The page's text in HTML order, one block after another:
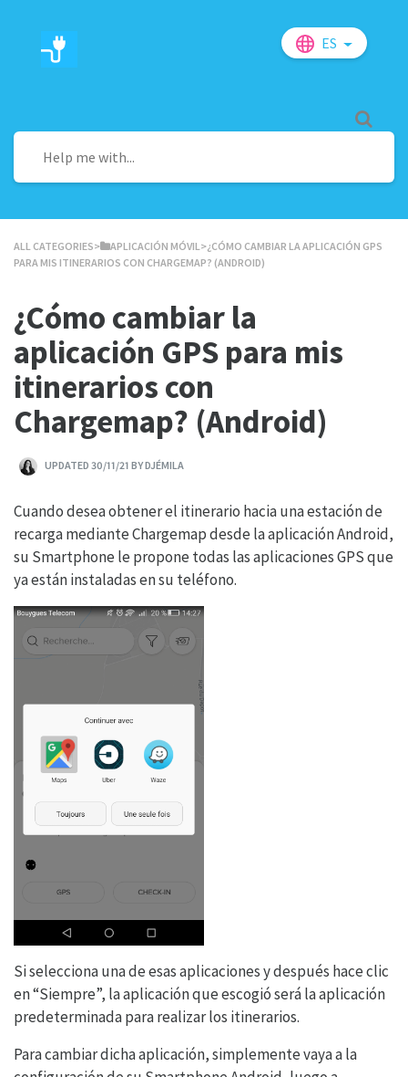
ES
ALL CATEGORIES​>​ ​APLICACIÓN MÓVIL​>​ ¿CÓMO CAMBIAR LA APLICACIÓN GPS
PARA MIS ITINERARIOS CON CHARGEMAP? (ANDROID)
¿Cómo cambiar la
aplicación GPS para mis
itinerarios con
Chargemap? (Android)
UPDATED 30/11/21 BY DJÉMILA
Cuando desea obtener el itinerario hacia una estación de
recarga mediante Chargemap desde la aplicación Android,
su Smartphone le propone todas las aplicaciones GPS que
ya están instaladas en su teléfono.
Si selecciona una de esas aplicaciones y después hace clic
en “Siempre”, la aplicación que escogió será la aplicación
predeterminada para realizar los itinerarios.
Para cambiar dicha aplicación, simplemente vaya a la